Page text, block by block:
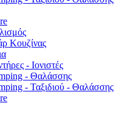
Κουζίνας
- Ιονιστές
- Θαλάσσης
- Ταξιδιού - Θαλάσσης